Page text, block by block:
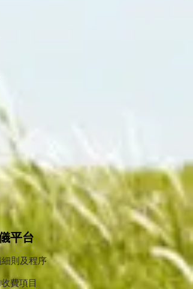
平台
則及程序
費項目